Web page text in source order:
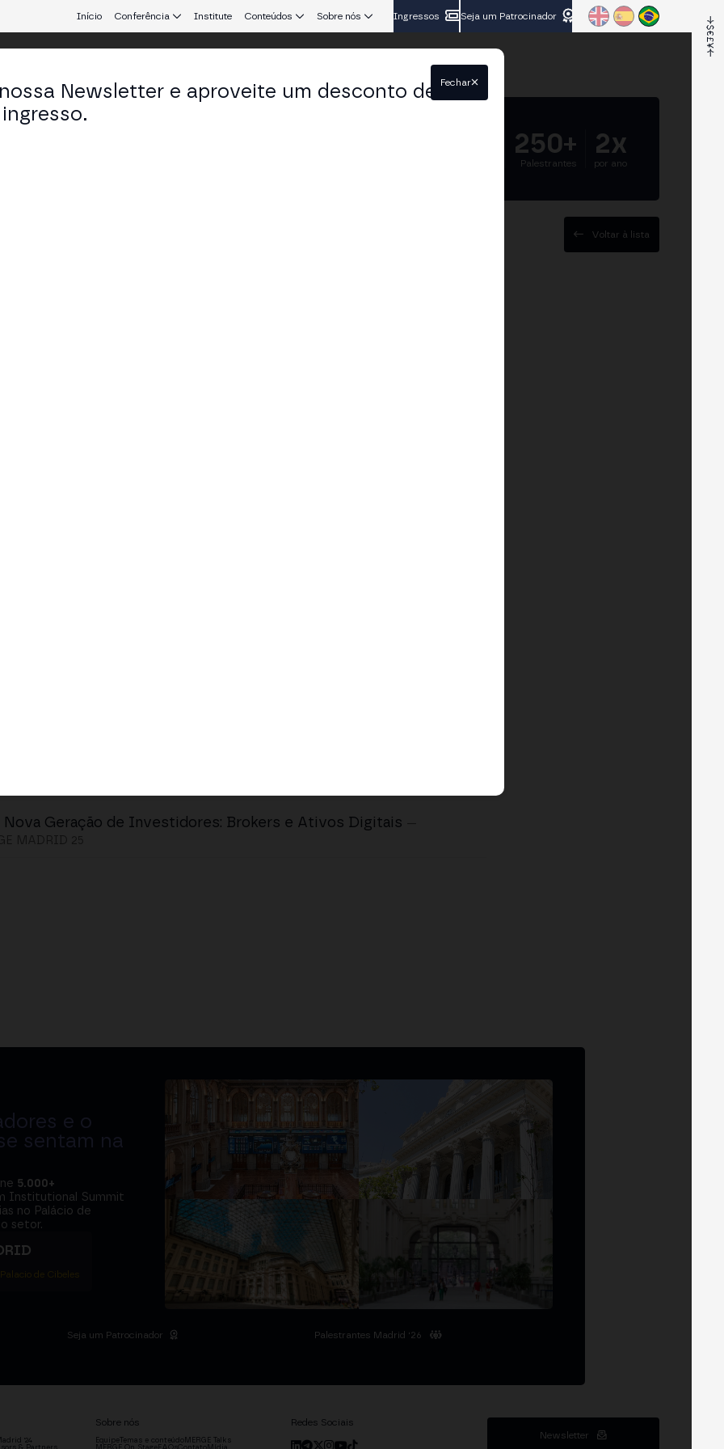
Início Conferência Institute Conteúdos Sobre nós Ingressos Seja um Patrocinador
250+
Palestrantes
2x
por ano
Voltar à lista
Nova Geração de Investidores: Brokers e Ativos Digitais
e o
sentam na
5.000+
Institutional Summit
no Palácio de
setor.
de Cibeles
Seja um Patrocinador Palestrantes Madrid '26
'24
Sobre nós
EquipeTemas e conteúdoMERGE Talks
Redes Sociais
Newsletter
Newsletter e aproveite um desconto de
Fechar